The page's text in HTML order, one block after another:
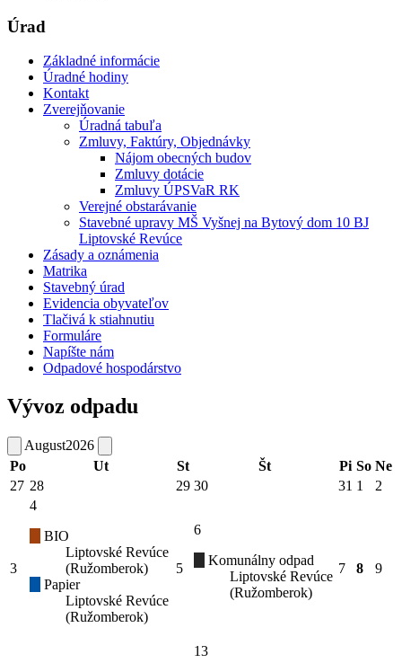
Úrad
Základné informácie
Úradné hodiny
Kontakt
Zverejňovanie
Úradná tabuľa
Zmluvy, Faktúry, Objednávky
Nájom obecných budov
Zmluvy dotácie
Zmluvy ÚPSVaR RK
Verejné obstarávanie
Stavebné upravy MŠ Vyšnej na Bytový dom 10 BJ
Liptovské Revúce
Zásady a oznámenia
Matrika
Stavebný úrad
Evidencia obyvateľov
Tlačivá k stiahnutiu
Formuláre
Napíšte nám
Odpadové hospodárstvo
Vývoz odpadu
August2026
Po
Ut St Št Pi So Ne
27 28 29 30 31 1 2
3
4
BIO
Liptovské Revúce
(Ružomberok)
Papier
Liptovské Revúce
(Ružomberok)
5
6
Komunálny odpad
Liptovské Revúce
(Ružomberok)
7 8 9
13